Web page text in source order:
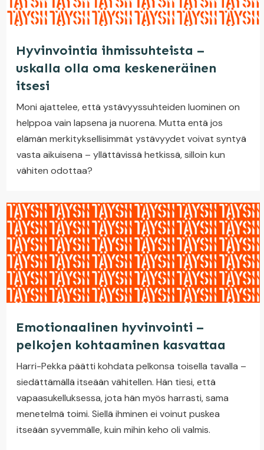
Hyvinvointia ihmissuhteista –
uskalla olla oma keskeneräinen
itsesi
Moni ajattelee, että ystävyyssuhteiden luominen on
helppoa vain lapsena ja nuorena. Mutta entä jos
elämän merkityksellisimmät ystävyydet voivat syntyä
vasta aikuisena – yllättävissä hetkissä, silloin kun
vähiten odottaa?
Emotionaalinen hyvinvointi –
pelkojen kohtaaminen kasvattaa
Harri-Pekka päätti kohdata pelkonsa toisella tavalla –
siedättämällä itseään vähitellen. Hän tiesi, että
vapaasukelluksessa, jota hän myös harrasti, sama
menetelmä toimi. Siellä ihminen ei voinut puskea
itseään syvemmälle, kuin mihin keho oli valmis.